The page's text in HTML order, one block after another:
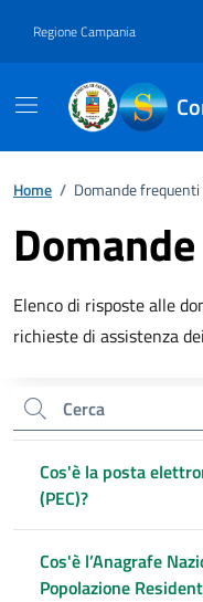
Regione Campania
Home / Domande frequenti
Descrizione breve
Elenco di risposte alle
richieste di assistenza
Cerca nel sito
Cos'è la posta
(PEC)?
Cos'è l’Anagrafe
Popolazione